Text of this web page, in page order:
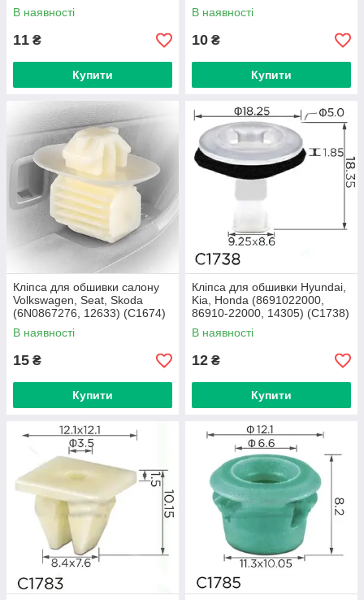
В наявності
11 ₴
Купити
В наявності
10 ₴
Купити
Кліпса для обшивки салону
Volkswagen, Seat, Skoda
(6N0867276, 12633) (C1674)
В наявності
15 ₴
Купити
Кліпса для обшивки Hyundai,
Kia, Honda (8691022000,
86910-22000, 14305) (C1738)
В наявності
12 ₴
Купити